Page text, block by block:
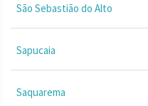
São Sebastião do Alto
Sapucaia
Saquarema